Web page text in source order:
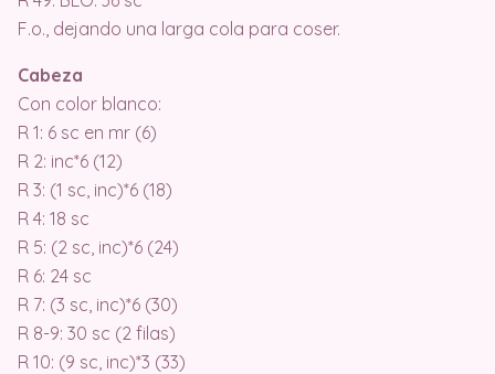
F.o., dejando una larga cola para coser.
Cabeza
Con color blanco:
R 1: 6 sc en mr (6)
R 2: inc*6 (12)
R 3: (1 sc, inc)*6 (18)
R 4: 18 sc
R 5: (2 sc, inc)*6 (24)
R 6: 24 sc
R 7: (3 sc, inc)*6 (30)
R 8-9: 30 sc (2 filas)
R 10: (9 sc, inc)*3 (33)